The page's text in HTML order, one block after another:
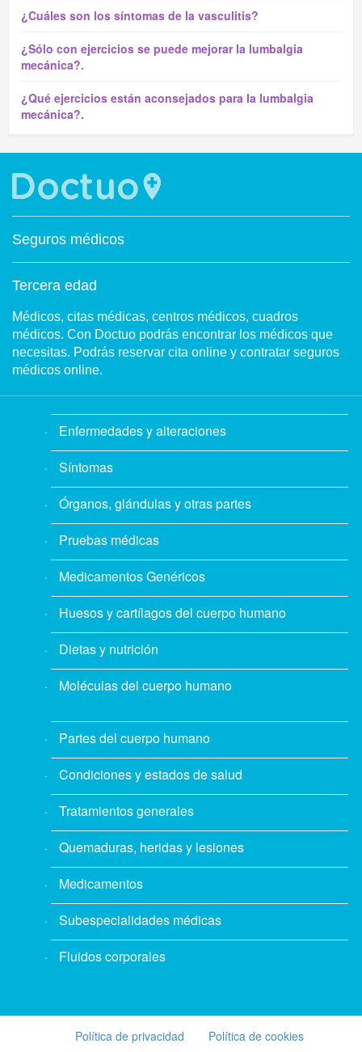
¿Cuáles son los síntomas de la vasculitis?
¿Sólo con ejercicios se puede mejorar la lumbalgia
mecánica?.
¿Qué ejercicios están aconsejados para la lumbalgia
mecánica?.
Seguros médicos
Tercera edad
Médicos, citas médicas, centros médicos, cuadros
médicos. Con Doctuo podrás encontrar los médicos que
necesitas. Podrás reservar cita online y contratar seguros
médicos online.
Enfermedades y alteraciones
Síntomas
Órganos, glándulas y otras partes
Pruebas médicas
Medicamentos Genéricos
Huesos y cartílagos del cuerpo humano
Dietas y nutrición
Moléculas del cuerpo humano
Partes del cuerpo humano
Condiciones y estados de salud
Tratamientos generales
Quemaduras, heridas y lesiones
Medicamentos
Subespecialidades médicas
Fluidos corporales
Política de privacidad Política de cookies